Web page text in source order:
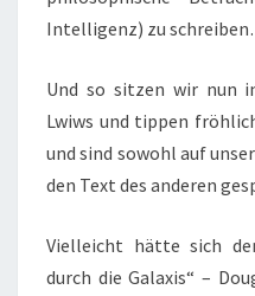
Intelligenz) zu
Und so sitzen wir nun
Lwiws und tippen
und sind sowohl auf
den Text des anderen
Vielleicht hätte sich
durch die Galaxis“ –